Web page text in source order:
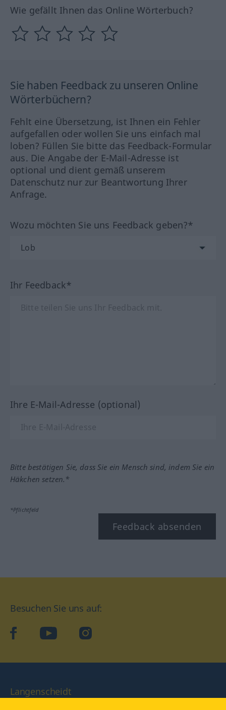
Wie gefällt Ihnen das Online Wörterbuch?
Sie haben Feedback zu unseren Online
Wörterbüchern?
Fehlt eine Übersetzung, ist Ihnen ein Fehler
aufgefallen oder wollen Sie uns einfach mal
loben? Füllen Sie bitte das Feedback-Formular
aus. Die Angabe der E-Mail-Adresse ist
optional und dient gemäß unserem
Datenschutz nur zur Beantwortung Ihrer
Anfrage.
Wozu möchten Sie uns Feedback geben?*
Ihr Feedback*
Ihre E-Mail-Adresse (optional)
Bitte bestätigen Sie, dass Sie ein Mensch sind, indem Sie ein
Häkchen setzen.*
*Pflichtfeld
Feedback absenden
Besuchen Sie uns auf:
facebook YouTube Instagram
Langenscheidt